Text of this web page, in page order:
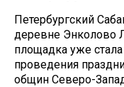
Петербургский
деревне Энколово
площадка уже
проведения
общин Северо-